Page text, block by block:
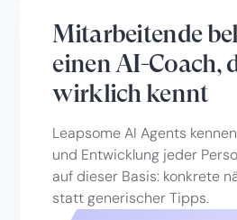
Mitarbeitende
einen AI-Coach,
wirklich kennt
Leapsome AI Agents
und Entwicklung jeder
auf dieser Basis: konkrete
statt generischer Tipps.